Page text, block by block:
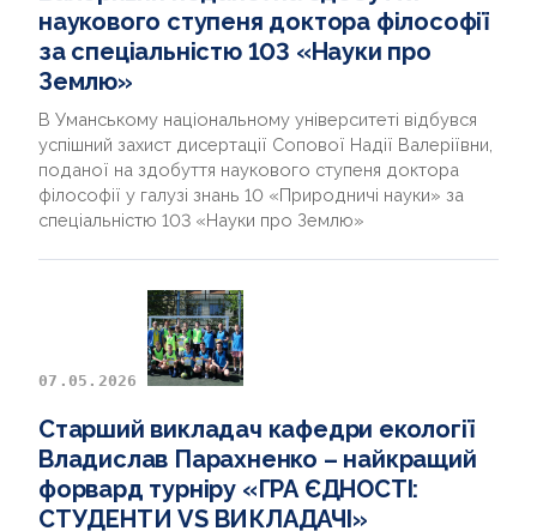
наукового ступеня доктора філософії
за спеціальністю 103 «Науки про
Землю»
В Уманському національному університеті відбувся
успішний захист дисертації Сопової Надії Валеріївни,
поданої на здобуття наукового ступеня доктора
філософії у галузі знань 10 «Природничі науки» за
спеціальністю 103 «Науки про Землю»
07.05.2026
Старший викладач кафедри екології
Владислав Парахненко – найкращий
форвард турніру «ГРА ЄДНОСТІ:
СТУДЕНТИ VS ВИКЛАДАЧІ»